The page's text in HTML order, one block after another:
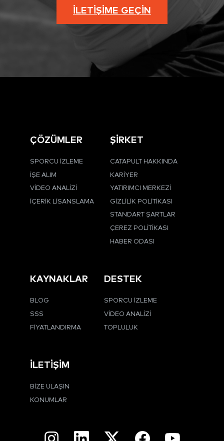
İLETIŞIME GEÇIN
ÇÖZÜMLER
SPORCU İZLEME
İŞE ALIM
VIDEO ANALIZI
İÇERIK LISANSLAMA
ŞİRKET
CATAPULT HAKKINDA
KARIYER
YATIRIMCI MERKEZI
GIZLILIK POLITIKASI
STANDART ŞARTLAR
ÇEREZ POLITIKASI
HABER ODASI
KAYNAKLAR
BLOG
SSS
FIYATLANDIRMA
DESTEK
SPORCU İZLEME
VIDEO ANALIZI
TOPLULUK
İLETIŞIM
BIZE ULAŞIN
KONUMLAR